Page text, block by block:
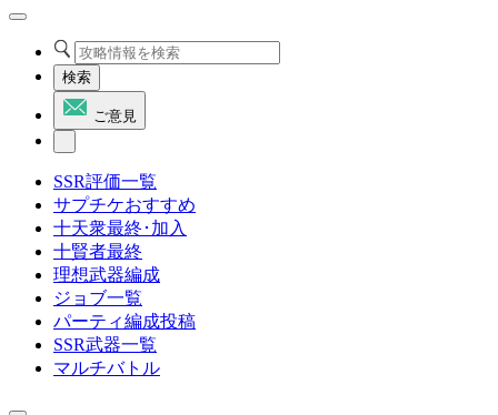
検索
ご意見
SSR評価一覧
サプチケおすすめ
十天衆最終･加入
十賢者最終
理想武器編成
ジョブ一覧
パーティ編成投稿
SSR武器一覧
マルチバトル